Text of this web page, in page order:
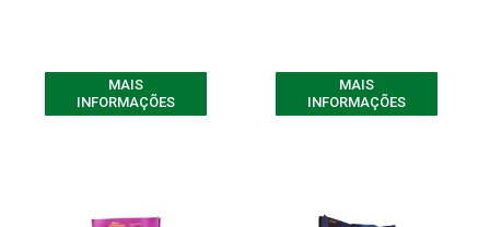
MAIS
INFORMAÇÕES
MAIS
INFORMAÇÕES